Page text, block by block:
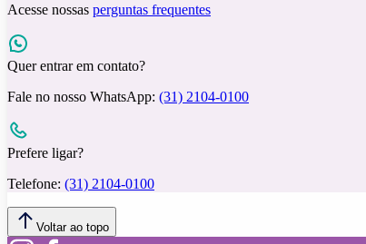
Acesse nossas perguntas frequentes
Quer entrar em contato?
Fale no nosso WhatsApp: (31) 2104-0100
Prefere ligar?
Telefone: (31) 2104-0100
Voltar ao topo